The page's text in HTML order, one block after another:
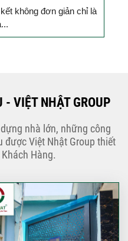
không đơn giản chỉ là
- VIỆT NHẬT GROUP
nhà lớn, những công
được Việt Nhật Group thiết
Hàng.